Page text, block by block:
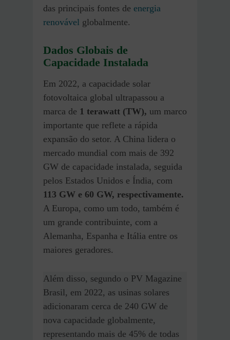
das principais fontes de energia
renovável globalmente.
Dados Globais de
Capacidade Instalada
Em 2022, a capacidade solar
fotovoltaica global ultrapassou a
marca de 1 terawatt (TW), um marco
importante que reflete a rápida
expansão do setor. A China lidera o
mercado mundial com mais de 392
GW de capacidade instalada, seguida
pelos Estados Unidos e Índia, com
113 GW e 60 GW, respectivamente.
A Europa, como um todo, também é
um grande contribuinte, com a
Alemanha, Espanha e Itália entre os
maiores geradores.
Além disso, segundo o PV Magazine
Brasil, em 2022, as usinas solares
adicionaram cerca de 240 GW de
nova capacidade globalmente,
representando mais de 45% de todas